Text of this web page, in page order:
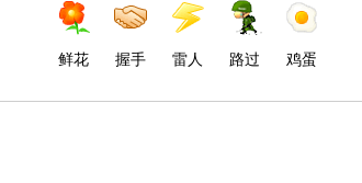
鲜花 握手 雷人 路过 鸡蛋